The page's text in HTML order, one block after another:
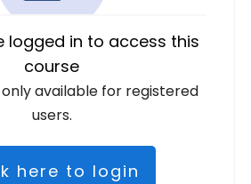
logged in to access this
course
only available for registered
users.
here to login